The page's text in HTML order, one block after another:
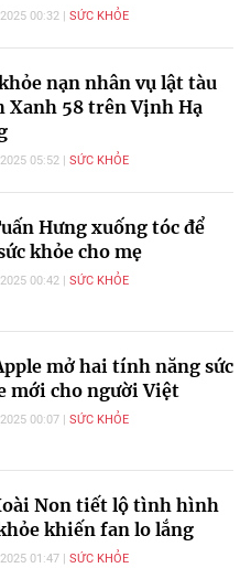
00:32 SỨC KHỎE
nạn nhân vụ lật tàu
Xanh 58 trên Vịnh Hạ
05:52 SỨC KHỎE
Hưng xuống tóc để
khỏe cho mẹ
00:42 SỨC KHỎE
mở hai tính năng sức
mới cho người Việt
00:07 SỨC KHỎE
Non tiết lộ tình hình
khiến fan lo lắng
01:47 SỨC KHỎE